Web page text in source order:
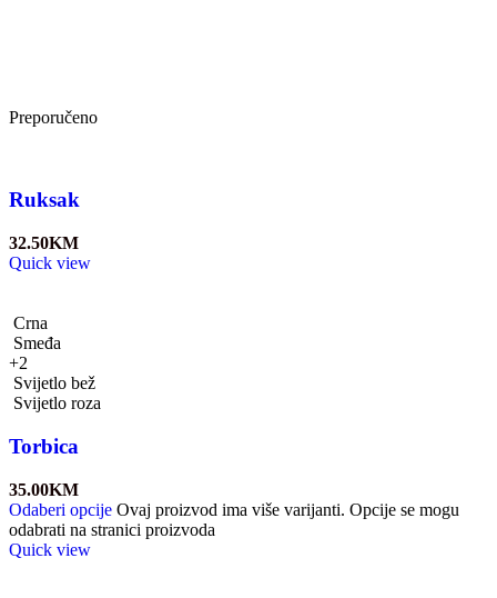
Preporučeno
Ruksak
32.50KM
Quick view
Crna
Smeđa
+2
Svijetlo bež
Svijetlo roza
Torbica
35.00KM
Odaberi opcije Ovaj proizvod ima više varijanti. Opcije se mogu
odabrati na stranici proizvoda
Quick view